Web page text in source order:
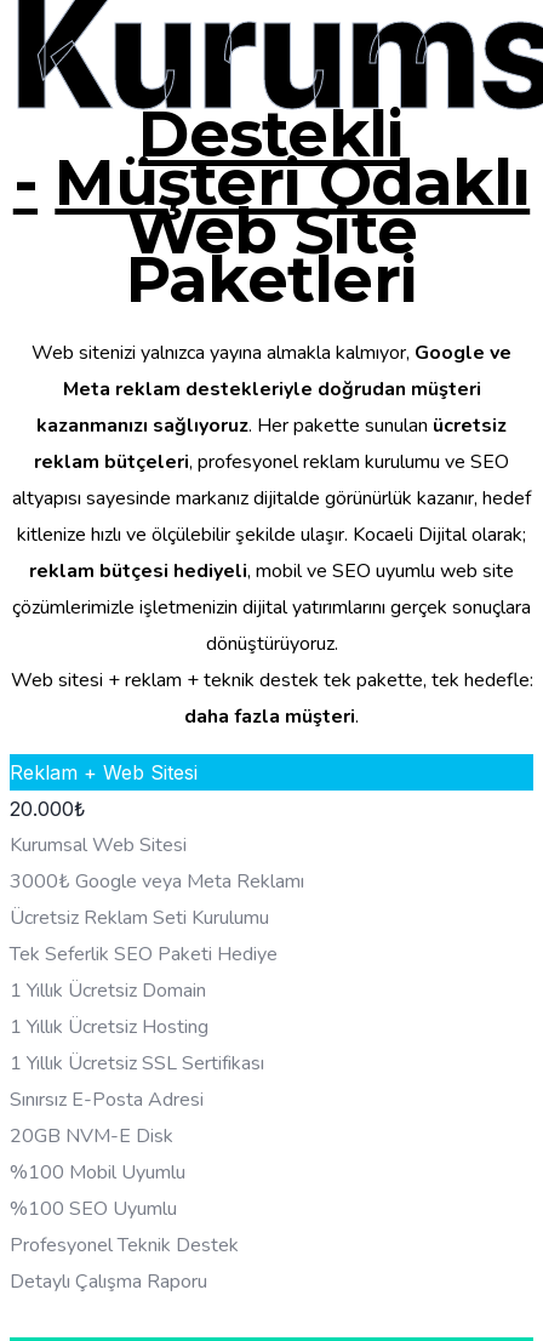
Destekli
- Müşteri Odaklı
Web Site
Paketleri
Web sitenizi yalnızca yayına almakla kalmıyor, Google ve
Meta reklam destekleriyle doğrudan müşteri
kazanmanızı sağlıyoruz. Her pakette sunulan ücretsiz
reklam bütçeleri, profesyonel reklam kurulumu ve SEO
altyapısı sayesinde markanız dijitalde görünürlük kazanır, hedef
kitlenize hızlı ve ölçülebilir şekilde ulaşır. Kocaeli Dijital olarak;
reklam bütçesi hediyeli, mobil ve SEO uyumlu web site
çözümlerimizle işletmenizin dijital yatırımlarını gerçek sonuçlara
dönüştürüyoruz.
Web sitesi + reklam + teknik destek tek pakette, tek hedefle:
daha fazla müşteri.
Reklam + Web Sitesi
20.000₺
Kurumsal Web Sitesi
3000₺ Google veya Meta Reklamı
Ücretsiz Reklam Seti Kurulumu
Tek Seferlik SEO Paketi Hediye
1 Yıllık Ücretsiz Domain
1 Yıllık Ücretsiz Hosting
1 Yıllık Ücretsiz SSL Sertifikası
Sınırsız E-Posta Adresi
20GB NVM-E Disk
%100 Mobil Uyumlu
%100 SEO Uyumlu
Profesyonel Teknik Destek
Detaylı Çalışma Raporu